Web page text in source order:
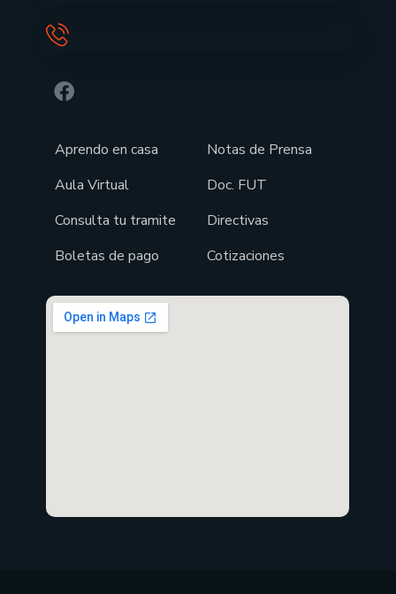
Aprendo en casa
Aula Virtual
Consulta tu tramite
Boletas de pago
Notas de Prensa
Doc. FUT
Directivas
Cotizaciones